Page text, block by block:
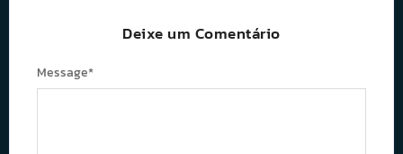
Deixe um Comentário
Message*